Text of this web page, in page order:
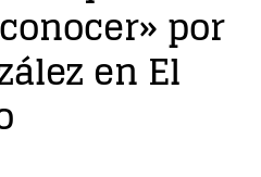
por
en El